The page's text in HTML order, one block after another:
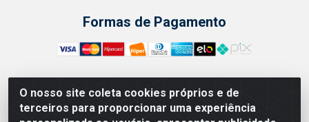
O nosso site coleta cookies próprios e de
terceiros para proporcionar uma experiência
Formas de Pagamento
A.R. RODRIGUEZ SOLUÇÕES EM SAÚDE - Endereço Av.
Joaquim Nabuco, 2235 - Centro, Manaus - AM, CEP